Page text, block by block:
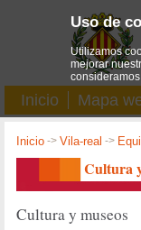
Inicio Mapa
Inicio ->Vila-real ->
Cultura
Cultura y museos
Uso de
Utilizamos
mejorar